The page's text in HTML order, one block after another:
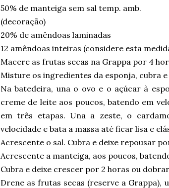
50% de manteiga sem sal temp. amb.
(decoração)
20% de amêndoas laminadas
12 amêndoas inteiras (considere esta
Macere as frutas secas na Grappa por 4
Misture os ingredientes da esponja, cubra
Na batedeira, una o ovo e o açúcar à
creme de leite aos poucos, batendo em
em três etapas. Una a zeste, o
velocidade e bata a massa até ficar lisa e
Acrescente o sal. Cubra e deixe repousar
Acrescente a manteiga, aos poucos,
Cubra e deixe crescer por 2 horas ou
Drene as frutas secas (reserve a Grappa),